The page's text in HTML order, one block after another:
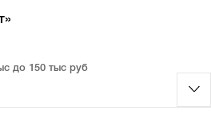
до 150 тыс руб